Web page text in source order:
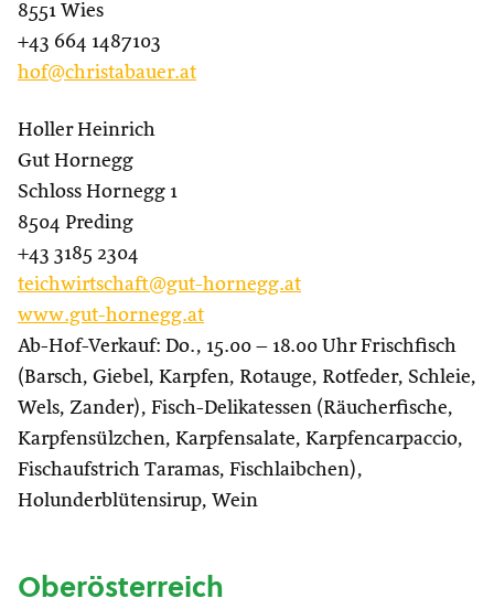
8551 Wies
+43 664 1487103
hof@christabauer.at
Holler Heinrich
Gut Hornegg
Schloss Hornegg 1
8504 Preding
+43 3185 2304
teichwirtschaft@gut-hornegg.at
www.gut-hornegg.at
Ab-Hof-Verkauf: Do., 15.00 – 18.00 Uhr Frischfisch
(Barsch, Giebel, Karpfen, Rotauge, Rotfeder, Schleie,
Wels, Zander), Fisch-Delikatessen (Räucherfische,
Karpfensülzchen, Karpfensalate, Karpfencarpaccio,
Fischaufstrich Taramas, Fischlaibchen),
Holunderblütensirup, Wein
Oberösterreich